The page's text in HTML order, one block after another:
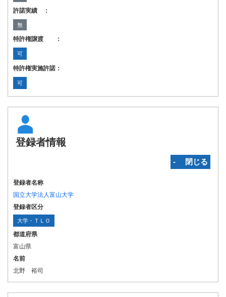
許諾実績 ：
無
特許権譲渡 ：
可
特許権実施許諾：
可
登録者情報
‐ 閉じる
登録者名称
国立大学法人富山大学
登録者区分
大学・ＴＬＯ
都道府県
富山県
名前
北野 裕司